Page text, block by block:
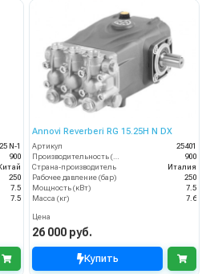
N-1
900
Китай
250
7.5
7.5
Annovi Reverberi RG 15.25H N DX
Артикул
25401
900
Страна-производитель
Италия
Рабочее давление (бар)
250
Мощность (кВт)
7.5
Масса (кг)
7.6
Цена
26 000 руб.
Купить